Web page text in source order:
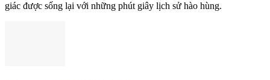
giác được sống lại với những phút giây lịch sử hào hùng.